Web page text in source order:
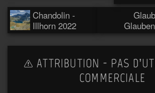
Chandolin -
Illhorn 2022
ATTRIBUTION - PAS
COMMERCIALE